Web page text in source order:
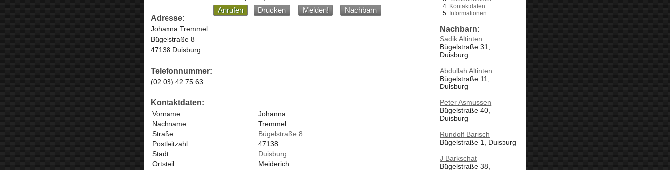
Anrufen Drucken Melden!
Nachbarn
Adresse:
Johanna Tremmel
Bügelstraße 8
47138 Duisburg
Telefonnummer:
(02 03) 42 75 63
Kontaktdaten:
Vorname:
Johanna
Nachname:
Tremmel
Straße:
Bügelstraße 8
Postleitzahl:
47138
Stadt:
Duisburg
Ortsteil:
Meiderich
Kontaktdaten
Informationen
Nachbarn:
Sadik Altinten
Bügelstraße 31,
Duisburg
Abdullah Altinten
Bügelstraße 11,
Duisburg
Peter Asmussen
Bügelstraße 40,
Duisburg
Rundolf Barisch
Bügelstraße 1, Duisburg
J Barkschat
Bügelstraße 38,